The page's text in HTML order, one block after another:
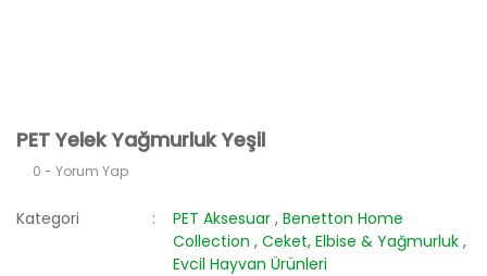
PET Yelek Yağmurluk Yeşil
0 - Yorum Yap
Kategori PET Aksesuar ,Benetton Home
Collection ,Ceket, Elbise & Yağmurluk ,
Evcil Hayvan Ürünleri